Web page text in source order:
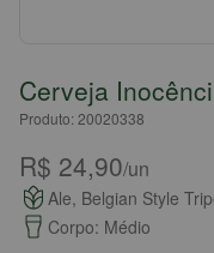
Cerveja
Produto: 20020338
R$ 24,90/un
Ale, Belgian Style
Corpo: Médio